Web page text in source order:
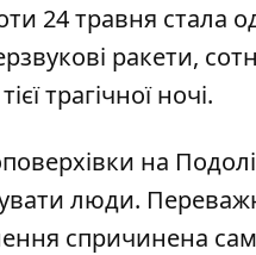
24 травня стала
ракети,
трагічної ночі.
на
люди.
спричинена